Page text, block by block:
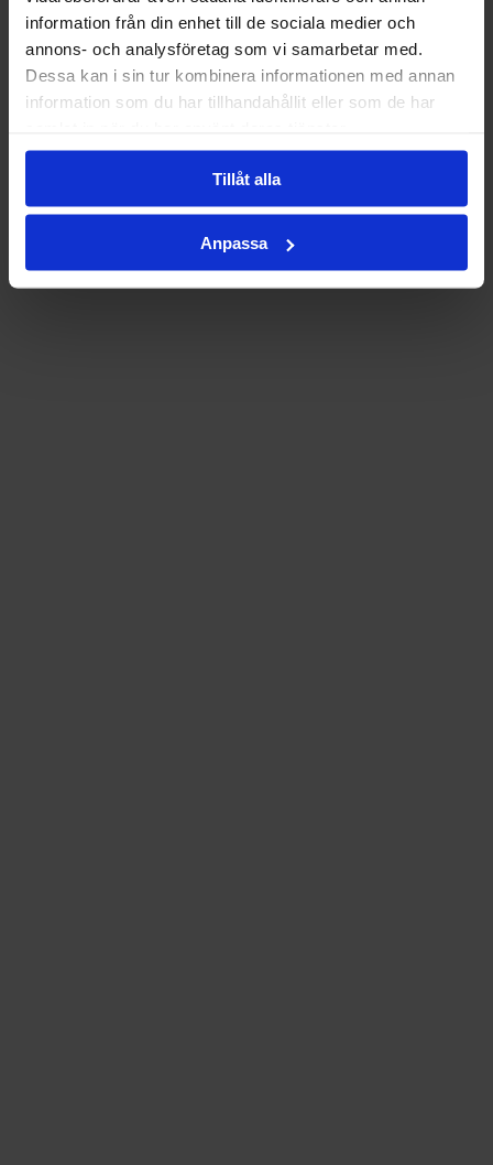
information från din enhet till de sociala medier och
annons- och analysföretag som vi samarbetar med.
Dessa kan i sin tur kombinera informationen med annan
information som du har tillhandahållit eller som de har
Tillåt alla
Anpassa